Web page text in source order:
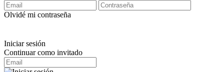
Olvidé mi contraseña
Iniciar sesión
Continuar como invitado